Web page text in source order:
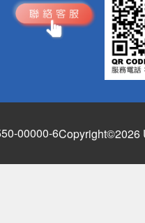
00000-6Copyright©2026